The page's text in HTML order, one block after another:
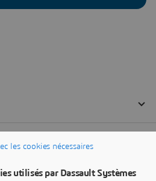
les cookies nécessaires
utilisés par Dassault Systèmes